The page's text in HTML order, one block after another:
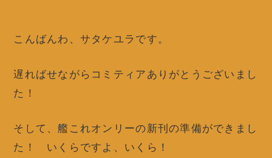
こんばんわ、サタケユラです。
遅ればせながらコミティアありがとうございまし
た！
そして、艦これオンリーの新刊の準備ができまし
た！ いくらですよ、いくら！